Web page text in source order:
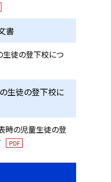
書
徒の登下校につ
生徒の登下校に
時の児童生徒の登
PDF